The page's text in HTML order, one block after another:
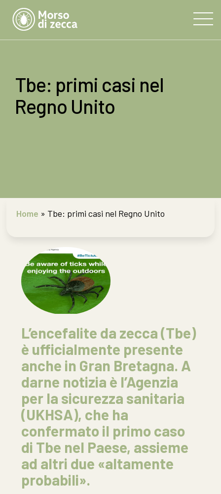
Tbe: primi casi nel
Regno Unito
Home » Tbe: primi casi nel Regno Unito
L’encefalite da zecca (Tbe)
è ufficialmente presente
anche in Gran Bretagna. A
darne notizia è l’Agenzia
per la sicurezza sanitaria
(UKHSA), che ha
confermato il primo caso
di Tbe nel Paese, assieme
ad altri due «altamente
probabili».